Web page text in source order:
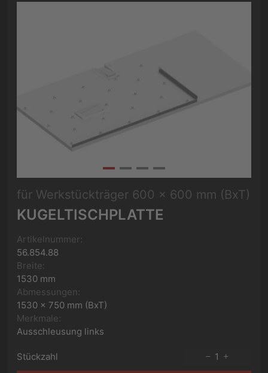
für Werkstückträger 600 x 600 mm (BxT)
KUGELTISCHPLATTE
Artikelnummer:
56.854.88
Breite:
1530 mm
Abmessungen:
1530 x 750 mm (BxT)
Merkmale:
Ausschleusung links
Stückzahl 1